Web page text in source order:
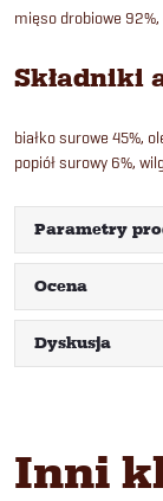
mięso drobiowe
Składniki
białko surowe 45%,
popiół surowy 6%,
Parametry
Ocena
Dyskusja
Inni